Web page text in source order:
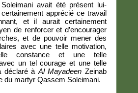
avait été présent lui-
apprécié ce travail
et il aurait certainement
de renforcer et d’encourager
et de pouvoir mener des
avec une telle motivation,
constance et une telle
un tel courage et une telle
déclaré à Al MayadeenZeinab
du martyr Qassem Soleimani.